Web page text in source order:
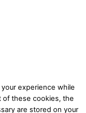
experience while
of these cookies, the
are stored on your